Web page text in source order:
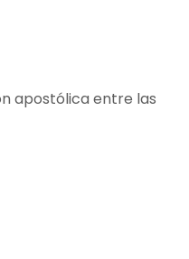
apostólica entre las